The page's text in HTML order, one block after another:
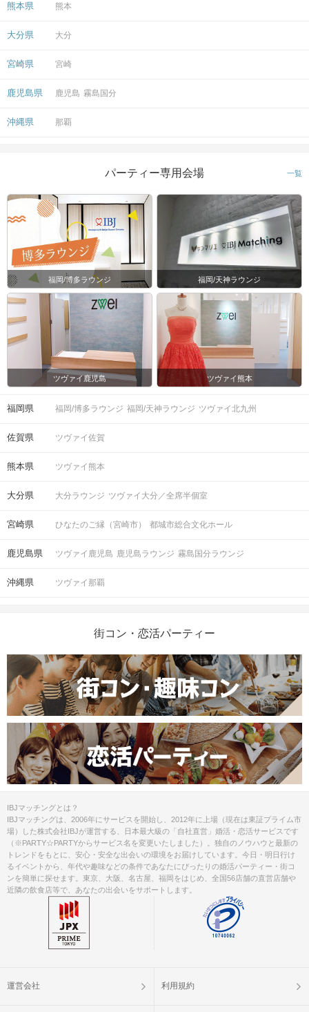
熊本県 熊本
大分県 大分
宮崎県 宮崎
鹿児島県 鹿児島 霧島国分
沖縄県 那覇
パーティー専用会場 一覧
福岡/博多ラウンジ 福岡/天神ラウンジ
ツヴァイ鹿児島 ツヴァイ熊本
福岡県 福岡/博多ラウンジ 福岡/天神ラウンジ ツヴァイ北九州
佐賀県 ツヴァイ佐賀
熊本県 ツヴァイ熊本
大分県 大分ラウンジ ツヴァイ大分／全席半個室
宮崎県 ひなたのご縁（宮崎市） 都城市総合文化ホール
鹿児島県 ツヴァイ鹿児島 鹿児島ラウンジ 霧島国分ラウンジ
沖縄県 ツヴァイ那覇
街コン・恋活パーティー
IBJマッチングとは？
IBJマッチングは、2006年にサービスを開始し、2012年に上場（現在は東証プライム市
場）した株式会社IBJが運営する、日本最大級の「自社直営」婚活・恋活サービスです
（※PARTY☆PARTYからサービス名を変更いたしました）。独自のノウハウと最新の
トレンドをもとに、安心・安全な出会いの環境をお届けしています。今日・明日行け
るイベントから、年代や趣味などの条件であなたにぴったりの婚活パーティー・街コ
ンを簡単に探せます。東京、大阪、名古屋、福岡をはじめ、全国56店舗の直営店舗や
近隣の飲食店等で、あなたの出会いをサポートします。
運営会社 利用規約